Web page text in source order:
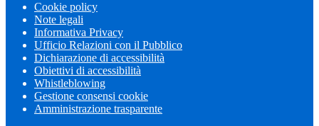
Cookie policy
Note legali
Informativa Privacy
Ufficio Relazioni con il Pubblico
Dichiarazione di accessibilità
Obiettivi di accessibilità
Whistleblowing
Gestione consensi cookie
Amministrazione trasparente